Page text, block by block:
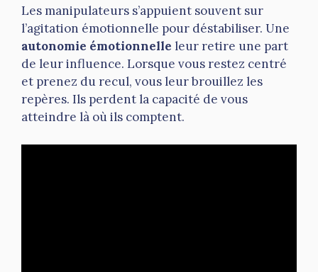
Les manipulateurs s’appuient souvent sur
l’agitation émotionnelle pour déstabiliser. Une
autonomie émotionnelle leur retire une part
de leur influence. Lorsque vous restez centré
et prenez du recul, vous leur brouillez les
repères. Ils perdent la capacité de vous
atteindre là où ils comptent.